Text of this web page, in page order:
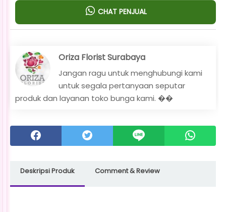
CHAT PENJUAL
Oriza Florist Surabaya
Jangan ragu untuk menghubungi kami
untuk segala pertanyaan seputar
produk dan layanan toko bunga kami. ��
Deskripsi Produk Comment & Review